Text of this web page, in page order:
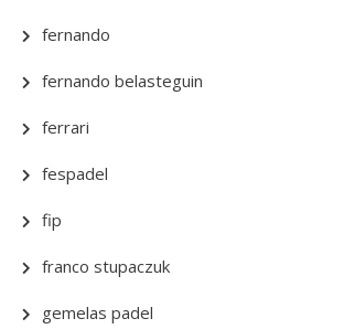
fernando
fernando belasteguin
ferrari
fespadel
fip
franco stupaczuk
gemelas padel